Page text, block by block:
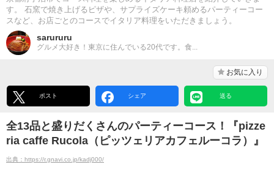
す。 石窯で焼き上げるピザや、サプライズケーキ頼めるパーティーコー
スなど、お店ごとのコースでイタリア料理をいただきましょう。
sarururu
グルメ大好き！東京に住んでいる20代です。食...
お気に入り
ポスト シェア 送る
全13品と盛りだくさんのパーティーコース！『pizze
ria caffe Rucola（ピッツェリアカフェルーコラ）』
出典：https://r.gnavi.co.jp/kadj000/